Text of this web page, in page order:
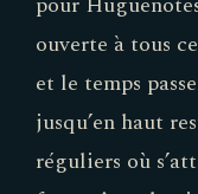
ouverte à tous
et le temps
jusqu’en haut
réguliers où